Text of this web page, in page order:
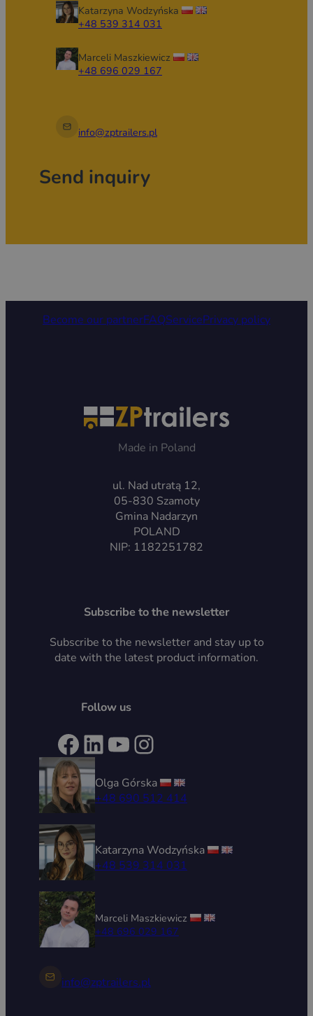
Katarzyna Wodzyńska
+48 539 314 031
Marceli Maszkiewicz
+48 696 029 167
info@zptrailers.pl
Send inquiry
Become our partnerFAQServicePrivacy policy
Made in Poland
ul. Nad utratą 12,
05-830 Szamoty
Gmina Nadarzyn
POLAND
NIP: 1182251782
Subscribe to the newsletter
Subscribe to the newsletter and stay up to
date with the latest product information.
Follow us
Facebook LinkedIn YouTube Instagram
Olga Górska
+48 690 512 414
Katarzyna Wodzyńska
+48 539 314 031
Marceli Maszkiewicz
+48 696 029 167
info@zptrailers.pl